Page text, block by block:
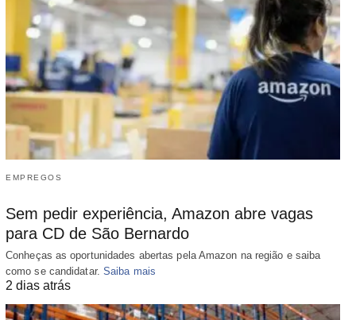
EMPREGOS
Sem pedir experiência, Amazon abre vagas
para CD de São Bernardo
Conheças as oportunidades abertas pela Amazon na região e saiba
como se candidatar. Saiba mais
2 dias atrás